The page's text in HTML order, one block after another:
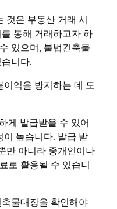
것은 부동산 거래 시
통해 거래하고자 하
있으며, 불법건축물
니다.
이익을 방지하는 데 도
게 발급받을 수 있어
이 높습니다. 발급 받
만 아니라 중개인이나
로 활용될 수 있습니
물대장을 확인해야